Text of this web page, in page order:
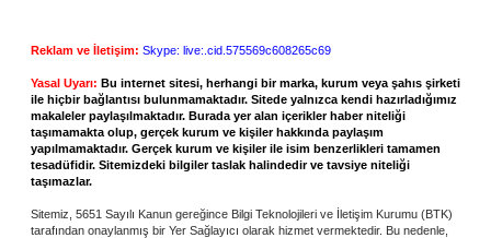
Reklam ve İletişim: Skype: live:.cid.575569c608265c69
Yasal Uyarı: Bu internet sitesi, herhangi bir marka, kurum veya şahıs şirketi
ile hiçbir bağlantısı bulunmamaktadır. Sitede yalnızca kendi hazırladığımız
makaleler paylaşılmaktadır. Burada yer alan içerikler haber niteliği
taşımamakta olup, gerçek kurum ve kişiler hakkında paylaşım
yapılmamaktadır. Gerçek kurum ve kişiler ile isim benzerlikleri tamamen
tesadüfidir. Sitemizdeki bilgiler taslak halindedir ve tavsiye niteliği
taşımazlar.
Sitemiz, 5651 Sayılı Kanun gereğince Bilgi Teknolojileri ve İletişim Kurumu (BTK)
tarafından onaylanmış bir Yer Sağlayıcı olarak hizmet vermektedir. Bu nedenle,